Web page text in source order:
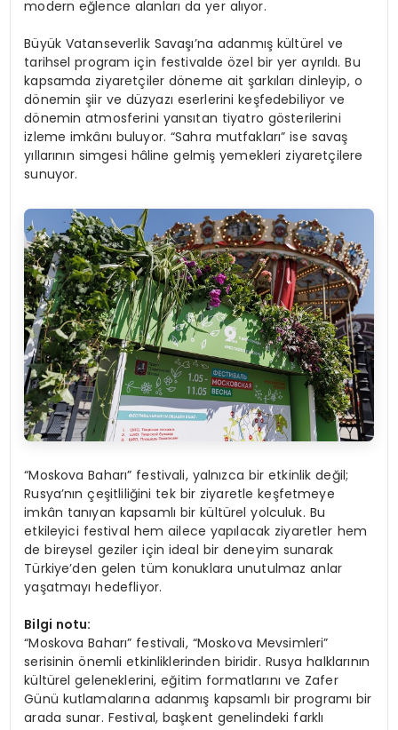
modern eğlence alanları da yer alıyor.
Büyük Vatanseverlik Savaşı’na adanmış kültürel ve
tarihsel program için festivalde özel bir yer ayrıldı. Bu
kapsamda ziyaretçiler döneme ait şarkıları dinleyip, o
dönemin şiir ve düzyazı eserlerini keşfedebiliyor ve
dönemin atmosferini yansıtan tiyatro gösterilerini
izleme imkânı buluyor. “Sahra mutfakları” ise savaş
yıllarının simgesi hâline gelmiş yemekleri ziyaretçilere
sunuyor.
“Moskova Baharı” festivali, yalnızca bir etkinlik değil;
Rusya’nın çeşitliliğini tek bir ziyaretle keşfetmeye
imkân tanıyan kapsamlı bir kültürel yolculuk. Bu
etkileyici festival hem ailece yapılacak ziyaretler hem
de bireysel geziler için ideal bir deneyim sunarak
Türkiye’den gelen tüm konuklara unutulmaz anlar
yaşatmayı hedefliyor.
Bilgi notu:
“Moskova Baharı” festivali, “Moskova Mevsimleri”
serisinin önemli etkinliklerinden biridir. Rusya halklarının
kültürel geleneklerini, eğitim formatlarını ve Zafer
Günü kutlamalarına adanmış kapsamlı bir programı bir
arada sunar. Festival, başkent genelindeki farklı